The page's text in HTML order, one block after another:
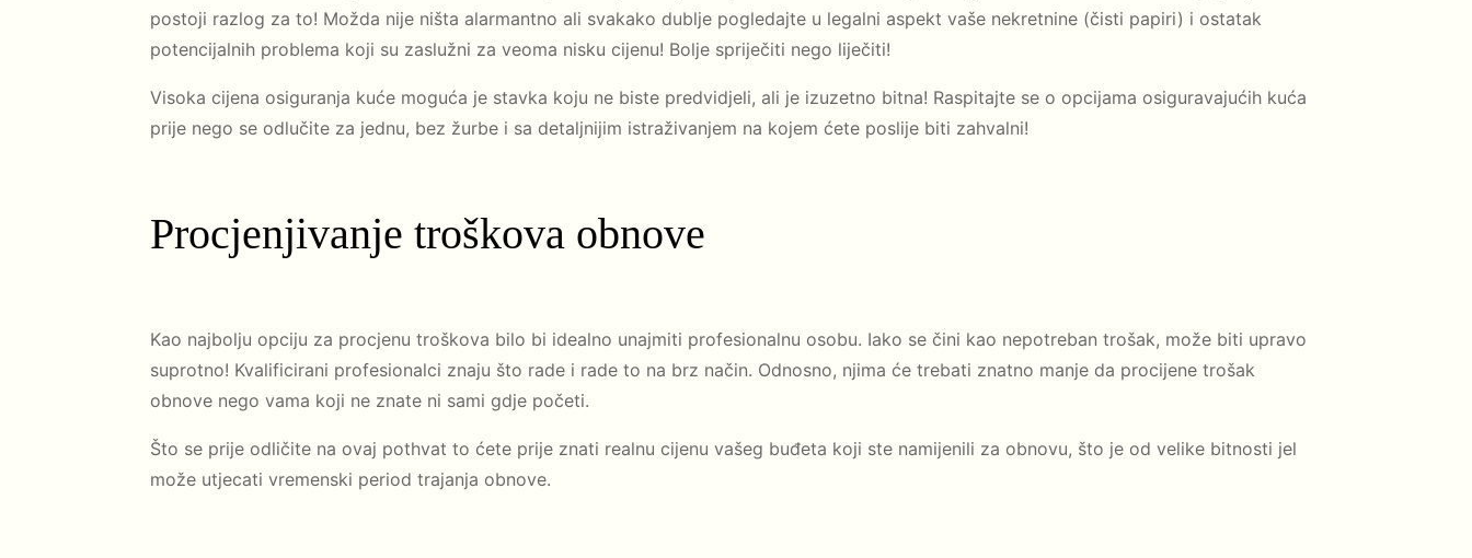
postoji razlog za to! Možda nije ništa alarmantno ali svakako dublje pogledajte u legalni aspekt vaše nekretnine (čisti papiri) i ostatak
potencijalnih problema koji su zaslužni za veoma nisku cijenu! Bolje spriječiti nego liječiti!
Visoka cijena osiguranja kuće moguća je stavka koju ne biste predvidjeli, ali je izuzetno bitna! Raspitajte se o opcijama osiguravajućih kuća
prije nego se odlučite za jednu, bez žurbe i sa detaljnijim istraživanjem na kojem ćete poslije biti zahvalni!
Procjenjivanje troškova obnove
Kao najbolju opciju za procjenu troškova bilo bi idealno unajmiti profesionalnu osobu. Iako se čini kao nepotreban trošak, može biti upravo
suprotno! Kvalificirani profesionalci znaju što rade i rade to na brz način. Odnosno, njima će trebati znatno manje da procijene trošak
obnove nego vama koji ne znate ni sami gdje početi.
Što se prije odličite na ovaj pothvat to ćete prije znati realnu cijenu vašeg buđeta koji ste namijenili za obnovu, što je od velike bitnosti jel
može utjecati vremenski period trajanja obnove.